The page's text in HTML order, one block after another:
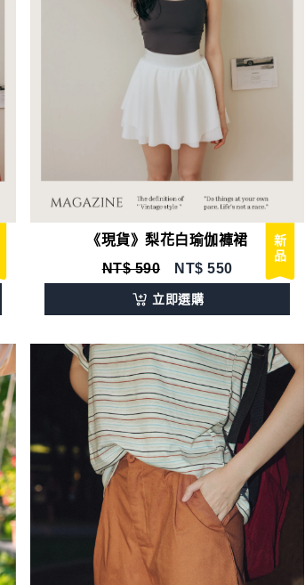
新品
《現貨》梨花白瑜伽褲裙
NT$ 590
NT$ 550
立即選購